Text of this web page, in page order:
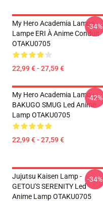
My Hero Academia Lampe -
Lampe ERI À Anime Conduit
OTAKU0705
22,99 € - 27,59 €
-34%
My Hero Academia Lamp -
BAKUGO SMUG Led Anime
Lamp OTAKU0705
22,99 € - 27,59 €
-42%
Jujutsu Kaisen Lamp -
GETOU'S SERENITY Led
Anime Lamp OTAKU0705
-34%